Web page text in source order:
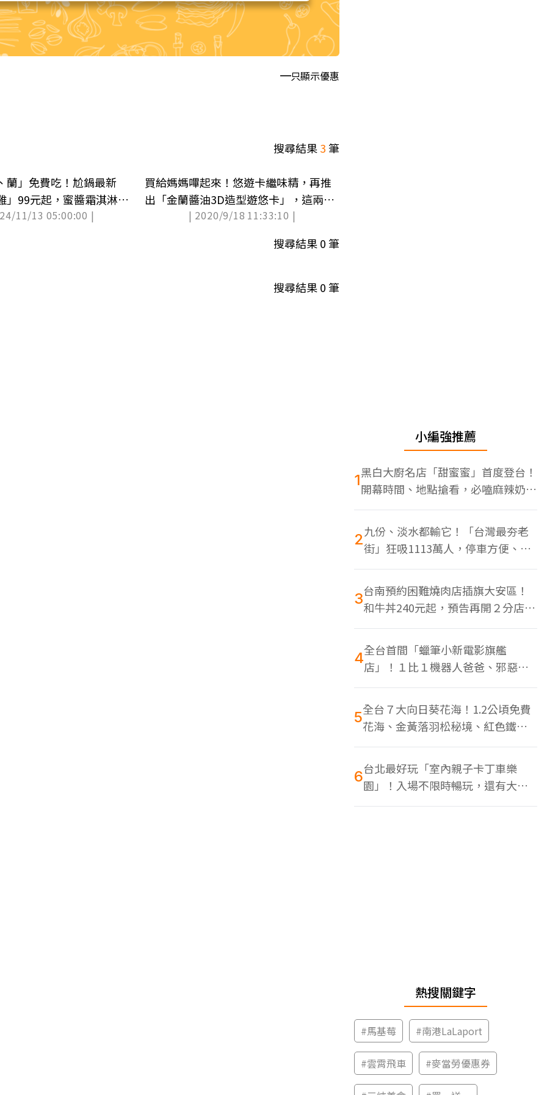
只顯示優惠
搜尋結果3筆
蘭」免費吃！尬鍋最新
」99元起，蜜醬霜淇淋吃
11/13 05:00:00 |
買給媽媽嗶起來！悠遊卡繼味精，再推
出「金蘭醬油3D造型遊悠卡」，這兩間
| 2020/9/18 11:33:10 |
搜尋結果0筆
搜尋結果0筆
小編強推薦
1黑白大廚名店「甜蜜蜜」首度登台！
開幕時間、地點搶看，必嗑麻辣奶油
蝦
2九份、淡水都輸它！「台灣最夯老
街」狂吸1113萬人，停車方便、特
色美食多
3台南預約困難燒肉店插旗大安區！
和牛丼240元起，預告再開２分店、
地點曝光
4全台首間「蠟筆小新電影旗艦
店」！１比１機器人爸爸、邪惡正
男，百款周邊買翻
5全台７大向日葵花海！1.2公頃免費
花海、金黃落羽松秘境、紅色鐵橋
同框
6台北最好玩「室內親子卡丁車樂
園」！入場不限時暢玩，還有大螢
幕Switch遊戲區
熱搜關鍵字
#馬基莓 #南港LaLaport
#雲霄飛車 #麥當勞優惠券